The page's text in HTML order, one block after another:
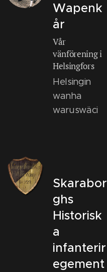
Wapenk
år
Vår
vänförening i
Helsingfors
Helsingin
wanha
waruswäci
Skarabor
ghs
Historisk
a
infanterir
egement